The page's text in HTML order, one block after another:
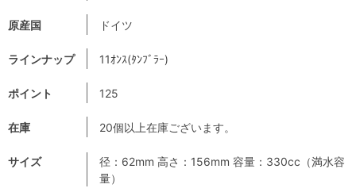
原産国 ドイツ
ラインナップ 11ｵﾝｽ(ﾀﾝﾌﾞﾗｰ)
ポイント 125
在庫 20個以上在庫ございます。
サイズ
径：62mm 高さ：156mm 容量：330cc（満水容
量）